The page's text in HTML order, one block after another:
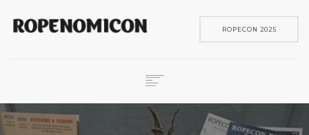
ROPECON 2025
ROPECON